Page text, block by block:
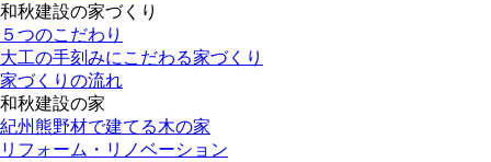
和秋建設の家づくり
５つのこだわり
大工の手刻みにこだわる家づくり
家づくりの流れ
和秋建設の家
紀州熊野材で建てる木の家
リフォーム・リノベーション